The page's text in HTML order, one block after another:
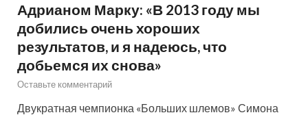
Адрианом Марку: «В 2013 году мы
добились очень хороших
результатов, и я надеюсь, что
добьемся их снова»
Оставьте комментарий
Двукратная чемпионка «Больших шлемов» Симона